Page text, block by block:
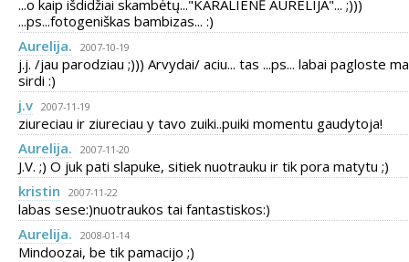
...o kaip išdidžiai skambėtų..."KARALIENĖ AURELIJA"... ;)))
...ps...fotogeniškas bambizas... :)
Aurelija.
2007-10-19
j.j. /jau parodziau ;))) Arvydai/ aciu... tas ...ps... labai pagloste
sirdi :)
j.v 2007-11-19
ziureciau ir ziureciau y tavo zuiki..puiki momentu gaudytoja!
Aurelija.
2007-11-20
J.V. ;) O juk pati slapuke, sitiek nuotrauku ir tik pora matytu ;)
kristin
2007-11-22
labas sese:)nuotraukos tai fantastiskos:)
Aurelija.
2008-01-14
Mindoozai, be tik pamacijo ;)